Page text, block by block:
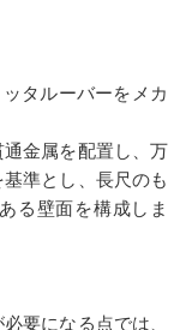
タルーバーをメカ
金属を配置し、万
準とし、長尺のも
る壁面を構成しま
要になる点では、